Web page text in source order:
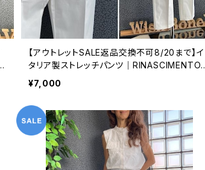
【アウトレットSALE返品交換不可8/20まで】イ
タリア製ストレッチパンツ｜RINASCIMENTO/
リナシメント｜Made in ITALY｜ストレッチパ
ンツ/ホワイト
¥7,000